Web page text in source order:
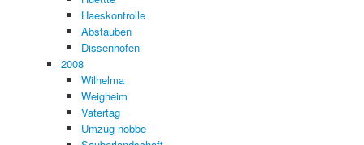
Haeskontrolle
Abstauben
Dissenhofen
2008
Wilhelma
Weigheim
Vatertag
Umzug nobbe